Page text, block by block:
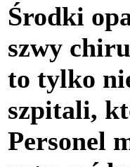
Środki
szwy
to tylko
szpitali,
Personel